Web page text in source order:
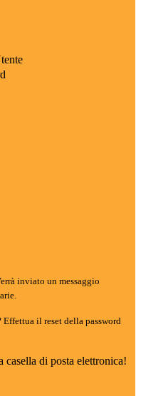
inviato un messaggio
Effettua il reset della password
di posta elettronica!